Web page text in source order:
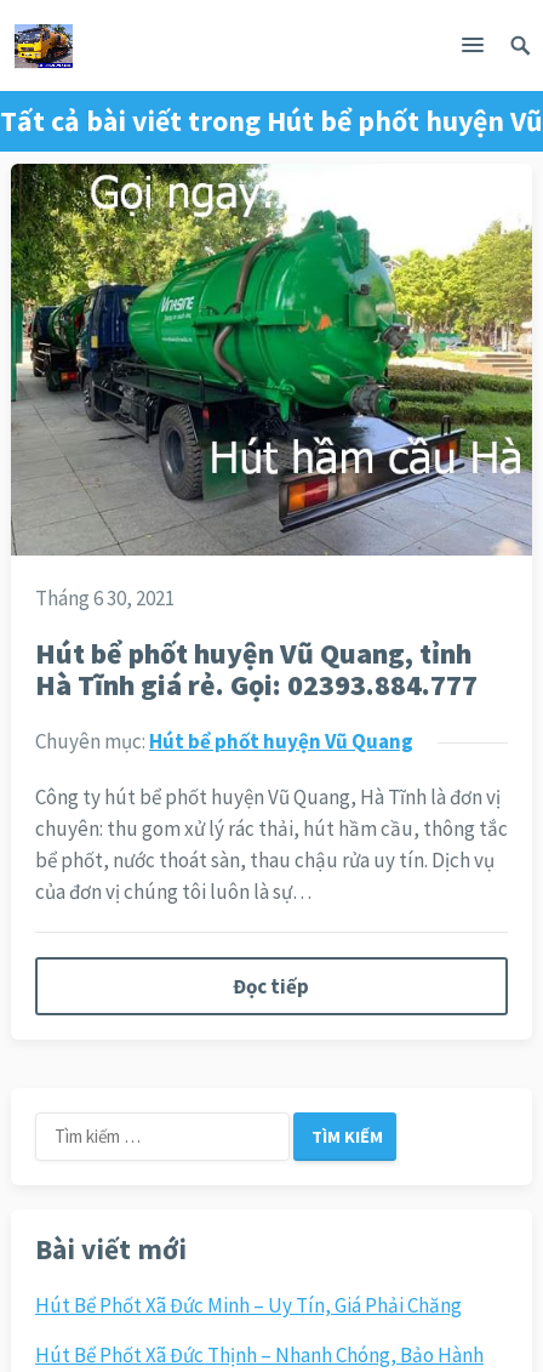
Tất cả bài viết trong Hút bể phốt huyện Vũ
Quang
Tháng 6 30, 2021
Hút bể phốt huyện Vũ Quang, tỉnh
Hà Tĩnh giá rẻ. Gọi: 02393.884.777
Chuyên mục: Hút bể phốt huyện Vũ Quang
Công ty hút bể phốt huyện Vũ Quang, Hà Tĩnh là đơn vị
chuyên: thu gom xử lý rác thải, hút hầm cầu, thông tắc
bể phốt, nước thoát sàn, thau chậu rửa uy tín. Dịch vụ
của đơn vị chúng tôi luôn là sự…
Đọc tiếp
Tìm
kiếm
Bài viết mới
Hút Bể Phốt Xã Đức Minh – Uy Tín, Giá Phải Chăng
Hút Bể Phốt Xã Đức Thịnh – Nhanh Chóng, Bảo Hành